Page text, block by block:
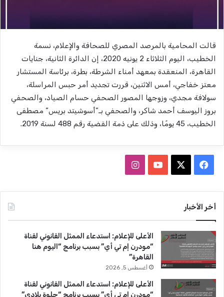
قالت المحامية بالمرصد المصري للصحافة والإعلام، نسمة
الخطيب، اليوم الثلاثاء 2 يونيه 2020، إن الدائرة الثانية، جنايات
القاهرة، المنعقدة بمعهد أمناء الشرطة، بطرة، برئاسة المستشار
معتز خفاجي، أمس الاثنين، قررت تجديد أمر حبس المراسلة،
سولافة مجدي، وزوجها المصور الصحفي حسام الصياد، والصحفي
بروز اليوسف أحمد شاكر، والصحفي بـ”أسوشيتد بريس” مصطفى
الخطيب، 45 يومًا، وذلك على ذمة القضية رقم 488 لسنة 2019.
س
و
ك
T
u
b
ق
ا
أخر الأخبار
الأعلى للإعلام: استدعاء الممثل القانوني لقناة
“مودرن إم تي أي” بسبب برنامج “اليوم هنا
القاهرة”
أغسطس 5, 2026
الأعلى للإعلام: استدعاء الممثل القانوني لقناة
“مودرن إم تي أي” بسبب برنامج “حلوة بلادي”